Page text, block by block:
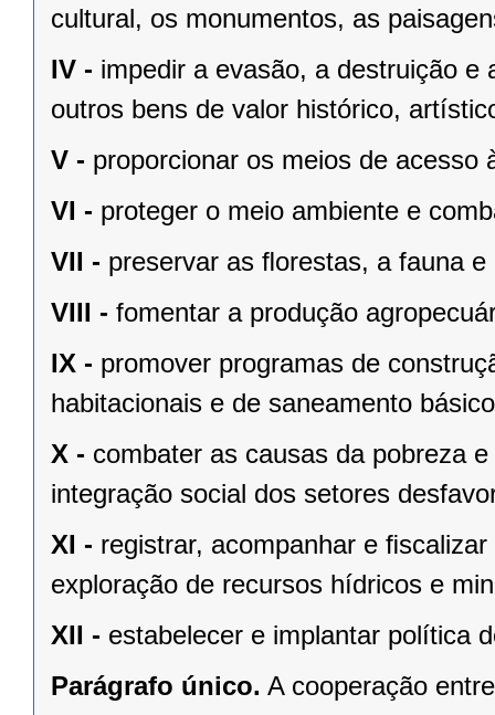
cultural, os monumentos, as
IV - impedir a evasão, a destruição e
outros bens de valor histórico,
V - proporcionar os meios de acesso
VI - proteger o meio ambiente e
VII - preservar as ﬂorestas, a fauna e
VIII - fomentar a produção
IX - promover programas de
habitacionais e de saneamento
X - combater as causas da pobreza
integração social dos setores
XI - registrar, acompanhar e
exploração de recursos hídricos e
XII - estabelecer e implantar política
Parágrafo único. A cooperação